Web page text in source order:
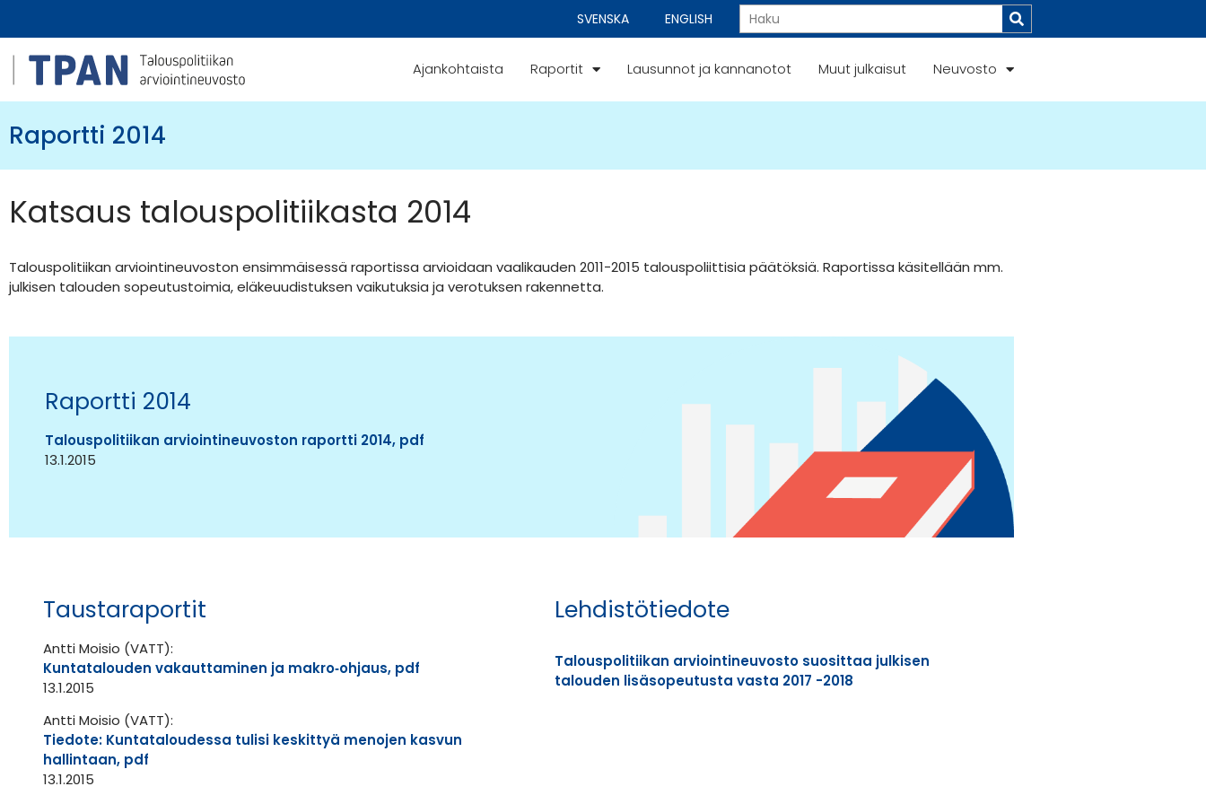
SVENSKA ENGLISH
Ajankohtaista Raportit Lausunnot ja kannanotot Muut julkaisut Neuvosto
Raportti 2014
Katsaus talouspolitiikasta 2014
Talouspolitiikan arviointineuvoston ensimmäisessä raportissa arvioidaan vaalikauden 2011-2015 talouspoliittisia päätöksiä. Raportissa käsitellään mm.
julkisen talouden sopeutustoimia, eläkeuudistuksen vaikutuksia ja verotuksen rakennetta.
Raportti 2014
Talouspolitiikan arviointineuvoston raportti 2014, pdf
13.1.2015
Taustaraportit
Antti Moisio (VATT):
Kuntatalouden vakauttaminen ja makro‐ohjaus, pdf
13.1.2015
Antti Moisio (VATT):
Tiedote: Kuntataloudessa tulisi keskittyä menojen kasvun
hallintaan, pdf
13.1.2015
Lehdistötiedote
Talouspolitiikan arviointineuvosto suosittaa julkisen
talouden lisäsopeutusta vasta 2017 -2018